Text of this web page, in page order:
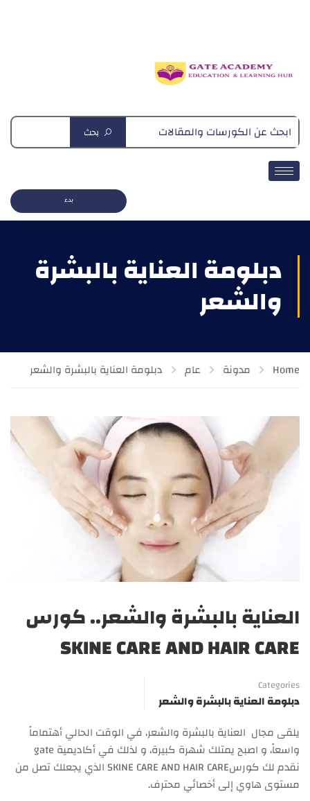
بحث
بدء
دبلومة العناية بالبشرة
والشعر
Home مدونة عام دبلومة العناية بالبشرة والشعر
العناية بالبشرة والشعر.. كورس
SKINE CARE AND HAIR CARE
Categories
دبلومة العناية بالبشرة والشعر
يلقى مجال العناية بالبشرة والشعر، في الوقت الحالي أهتماماً
نقدم لك كورسSKINE CARE AND HAIR CARE الذي يجعلك تصل من
مستوى هاوي إلى أخصائي محترف.